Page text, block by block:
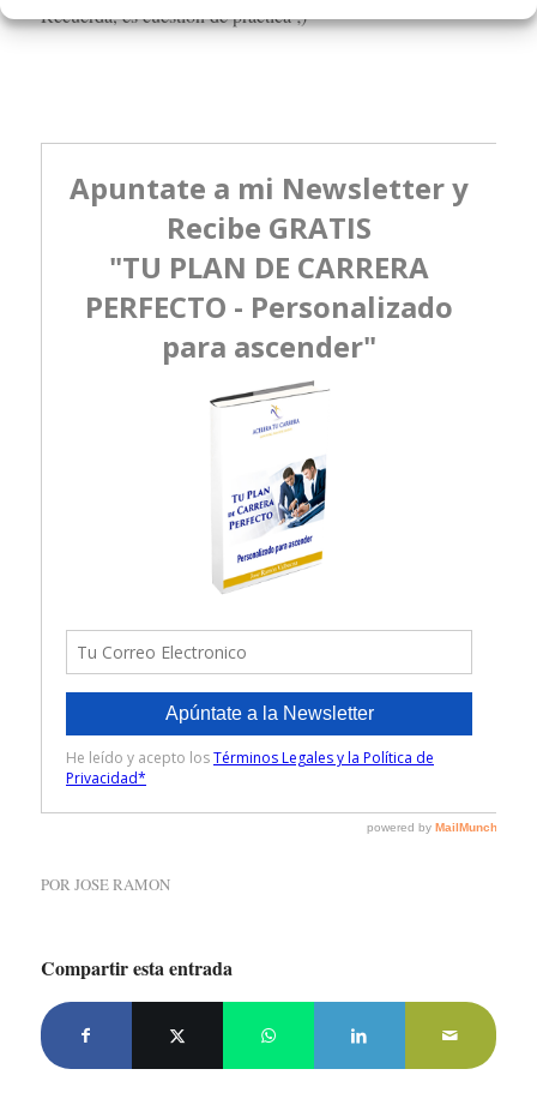
Recuerda, es cuestión de práctica ;)
POR JOSE RAMON
Compartir esta entrada